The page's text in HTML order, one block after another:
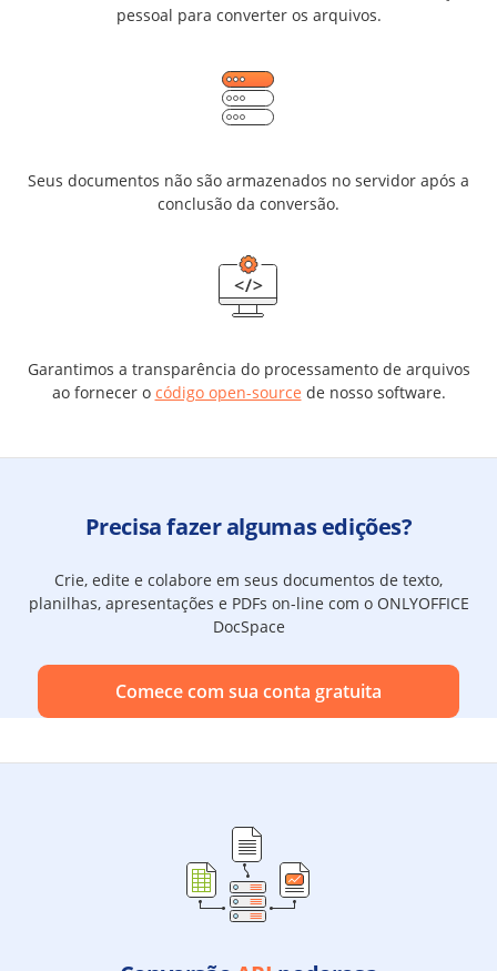
pessoal para converter os arquivos.
Seus documentos não são armazenados no servidor após a
conclusão da conversão.
Garantimos a transparência do processamento de arquivos
ao fornecer o código open-source de nosso software.
Precisa fazer algumas edições?
Crie, edite e colabore em seus documentos de texto,
planilhas, apresentações e PDFs on-line com o ONLYOFFICE
DocSpace
Comece com sua conta gratuita